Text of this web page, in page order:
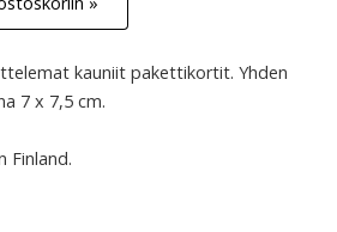
kauniit pakettikortit. Yhden
7 x 7,5 cm.
Finland.